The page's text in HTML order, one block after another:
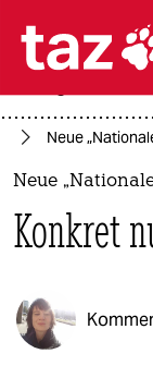
themen
politik
öko
gesellschaft
Neue
Neue
Konkret